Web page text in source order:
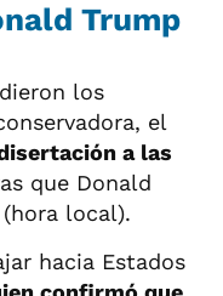
Trump
los
el
a las
que Donald
local).
hacia Estados